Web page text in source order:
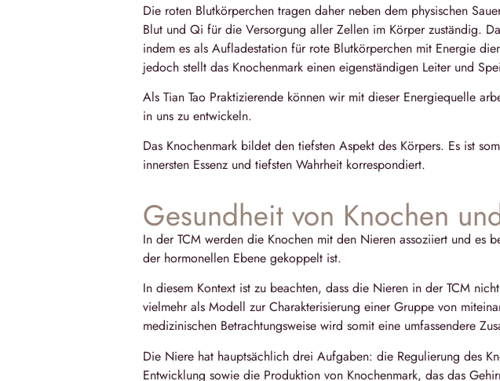
Die roten Blutkörperchen tragen daher neben dem physischen
Blut und Qi für die Versorgung aller Zellen im Körper zuständig.
indem es als Aufladestation für rote Blutkörperchen mit Energie
jedoch stellt das Knochenmark einen eigenständigen Leiter und
Als Tian Tao Praktizierende können wir mit dieser Energiequelle
in uns zu entwickeln.
Das Knochenmark bildet den tiefsten Aspekt des Körpers. Es ist
innersten Essenz und tiefsten Wahrheit korrespondiert.
Gesundheit von Knochen
In der TCM werden die Knochen mit den Nieren assoziiert und es
der hormonellen Ebene gekoppelt ist.
In diesem Kontext ist zu beachten, dass die Nieren in der TCM
vielmehr als Modell zur Charakterisierung einer Gruppe von
medizinischen Betrachtungsweise wird somit eine umfassendere
Die Niere hat hauptsächlich drei Aufgaben: die Regulierung des
Entwicklung sowie die Produktion von Knochenmark, das das